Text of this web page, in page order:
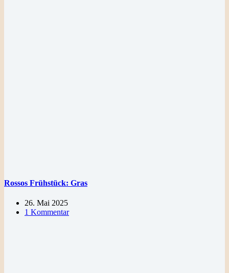
Rossos Frühstück: Gras
26. Mai 2025
1 Kommentar